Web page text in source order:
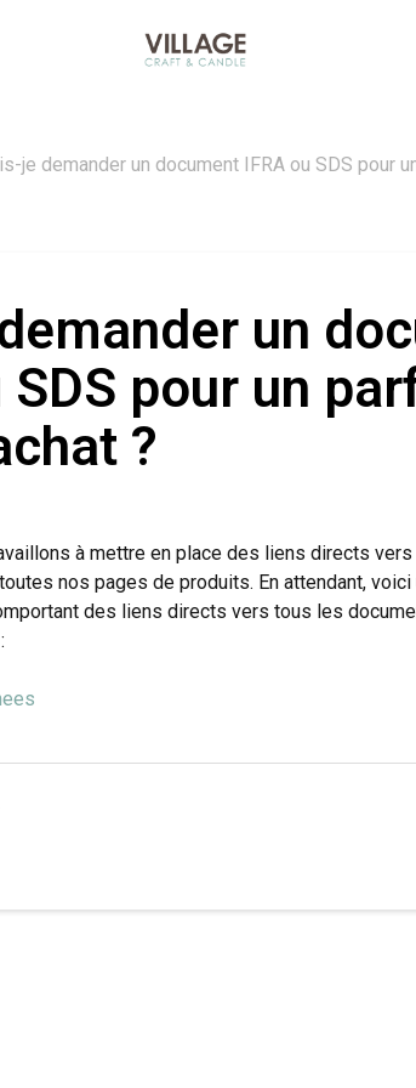
je demander un document IFRA ou SDS pour
un
SDS pour un
?
à mettre en place des liens directs
nos pages de produits. En attendant,
des liens directs vers tous les